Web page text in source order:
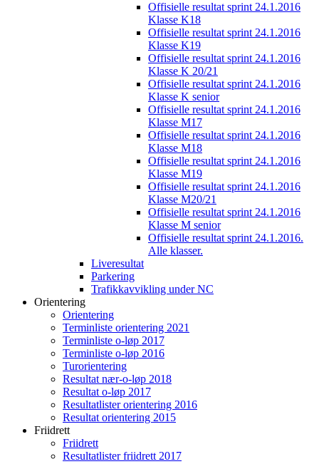
Offisielle resultat sprint 24.1.2016
Klasse K18
Offisielle resultat sprint 24.1.2016
Klasse K19
Offisielle resultat sprint 24.1.2016
Klasse K 20/21
Offisielle resultat sprint 24.1.2016
Klasse K senior
Offisielle resultat sprint 24.1.2016
Klasse M17
Offisielle resultat sprint 24.1.2016
Klasse M18
Offisielle resultat sprint 24.1.2016
Klasse M19
Offisielle resultat sprint 24.1.2016
Klasse M20/21
Offisielle resultat sprint 24.1.2016
Klasse M senior
Offisielle resultat sprint 24.1.2016.
Alle klasser.
Liveresultat
Parkering
Trafikkavvikling under NC
Orientering
Orientering
Terminliste orientering 2021
Terminliste o-løp 2017
Terminliste o-løp 2016
Turorientering
Resultat nær-o-løp 2018
Resultat o-løp 2017
Resultatlister orientering 2016
Resultat orientering 2015
Friidrett
Friidrett
Resultatlister friidrett 2017